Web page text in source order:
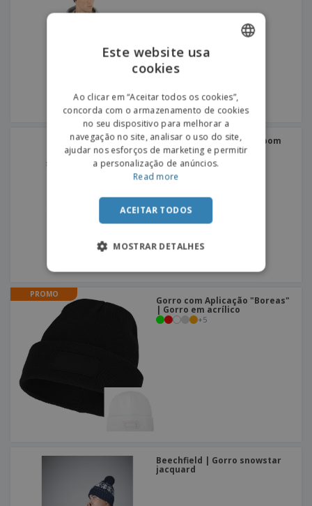
Result | Gorro com pompom
beanie
PROMO
Gorro com Aplicação "Boreas"
| Gorro em acrílico
+5
Beechfield | Gorro snowstar
jacquard
SPANISH
Este website usa
cookies
Ao clicar em “Aceitar todos os cookies”,
concorda com o armazenamento de cookies
no seu dispositivo para melhorar a
navegação no site, analisar o uso do site,
ajudar nos esforços de marketing e permitir
a personalização de anúncios.
Read more
ACEITAR TODOS
MOSTRAR DETALHES